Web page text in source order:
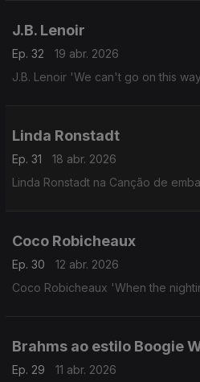
J.B. Lenoir
Ep. 32
19 abr. 2026
J.B. Lenoir 'We can't go on this
Linda Ronstadt
Ep. 31
18 abr. 2026
Linda Ronstadt na Canção de
Coco Robicheaux
Ep. 30
12 abr. 2026
Coco Robicheaux 'When the
Brahms ao estilo Boogie
Ep. 29
11 abr. 2026